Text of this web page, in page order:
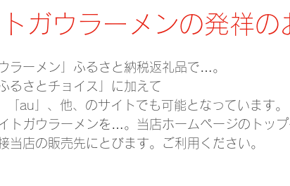
ガウラーメンの発祥の
ラーメン」ふるさと納税返礼品で…。
るさとチョイス」に加えて
「au」、他、のサイトでも可能となっています。
トガウラーメンを…。当店ホームページのトッ
当店の販売先にとびます。ご利用ください。